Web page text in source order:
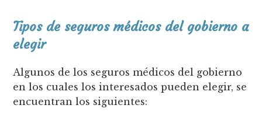
Tipos de seguros médicos del gobierno a
elegir
Algunos de los seguros médicos del gobierno
en los cuales los interesados pueden elegir, se
encuentran los siguientes: